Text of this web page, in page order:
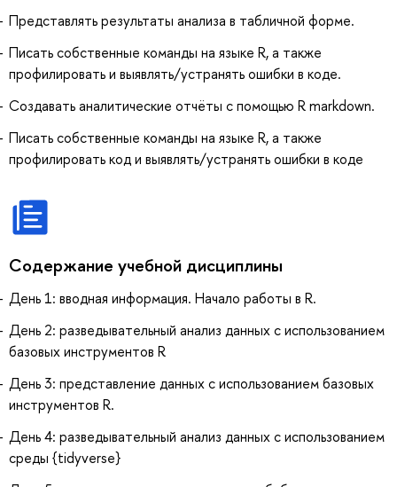
Представлять результаты анализа в табличной форме.
Писать собственные команды на языке R, а также
профилировать и выявлять/устранять ошибки в коде.
Создавать аналитические отчёты с помощью R markdown.
Писать собственные команды на языке R, а также
профилировать код и выявлять/устранять ошибки в коде
Содержание учебной дисциплины
День 1: вводная информация. Начало работы в R.
День 2: разведывательный анализ данных с использованием
базовых инструментов R
День 3: представление данных с использованием базовых
инструментов R.
День 4: разведывательный анализ данных с использованием
среды {tidyverse}